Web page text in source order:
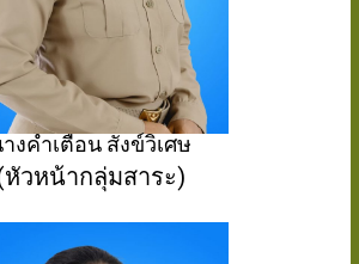
งคำเตือน สังข์วิเศษ
หัวหน้ากลุ่มสาระ)